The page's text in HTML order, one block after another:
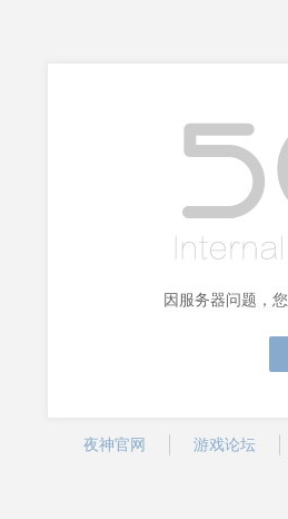
因服务器问题，
夜神官网 游戏论坛